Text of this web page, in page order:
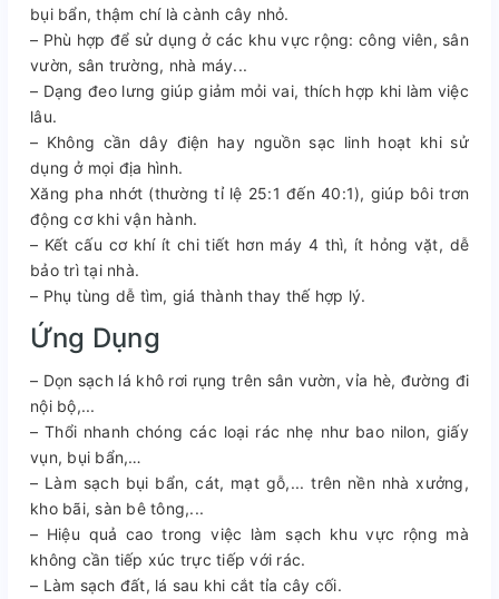
bụi bẩn, thậm chí là cành cây nhỏ.
– Phù hợp để sử dụng ở các khu vực rộng: công viên, sân
vườn, sân trường, nhà máy...
– Dạng đeo lưng giúp giảm mỏi vai, thích hợp khi làm việc
lâu.
– Không cần dây điện hay nguồn sạc linh hoạt khi sử
dụng ở mọi địa hình.
Xăng pha nhớt (thường tỉ lệ 25:1 đến 40:1), giúp bôi trơn
động cơ khi vận hành.
– Kết cấu cơ khí ít chi tiết hơn máy 4 thì, ít hỏng vặt, dễ
bảo trì tại nhà.
– Phụ tùng dễ tìm, giá thành thay thế hợp lý.
Ứng Dụng
– Dọn sạch lá khô rơi rụng trên sân vườn, vỉa hè, đường đi
nội bộ,...
– Thổi nhanh chóng các loại rác nhẹ như bao nilon, giấy
vụn, bụi bẩn,…
– Làm sạch bụi bẩn, cát, mạt gỗ,... trên nền nhà xưởng,
kho bãi, sàn bê tông,...
– Hiệu quả cao trong việc làm sạch khu vực rộng mà
không cần tiếp xúc trực tiếp với rác.
– Làm sạch đất, lá sau khi cắt tỉa cây cối.